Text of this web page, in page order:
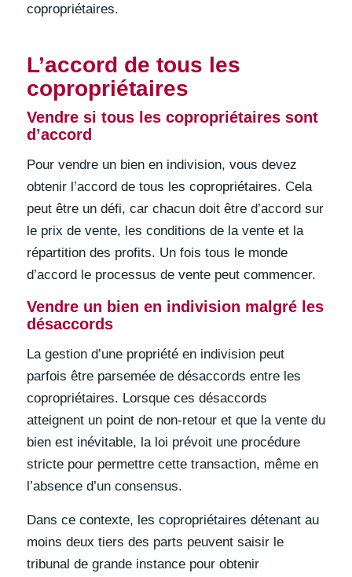
copropriétaires.
L’accord de tous les
copropriétaires
Vendre si tous les copropriétaires sont
d’accord
Pour vendre un bien en indivision, vous devez
obtenir l’accord de tous les copropriétaires. Cela
peut être un défi, car chacun doit être d’accord sur
le prix de vente, les conditions de la vente et la
répartition des profits. Un fois tous le monde
d’accord le processus de vente peut commencer.
Vendre un bien en indivision malgré les
désaccords
La gestion d’une propriété en indivision peut
parfois être parsemée de désaccords entre les
copropriétaires. Lorsque ces désaccords
atteignent un point de non-retour et que la vente du
bien est inévitable, la loi prévoit une procédure
stricte pour permettre cette transaction, même en
l’absence d’un consensus.
Dans ce contexte, les copropriétaires détenant au
moins deux tiers des parts peuvent saisir le
tribunal de grande instance pour obtenir